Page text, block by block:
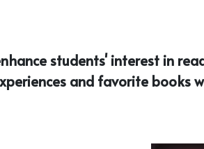
students' interest in
and favorite books